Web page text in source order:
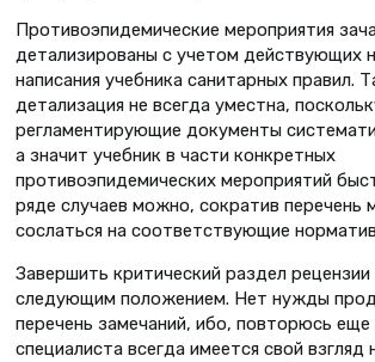
Противоэпидемические мероприятия
детализированы с учетом действующих
написания учебника санитарных правил.
детализация не всегда уместна,
регламентирующие документы
а значит учебник в части конкретных
противоэпидемических мероприятий
ряде случаев можно, сократив перечень
сослаться на соответствующие
Завершить критический раздел
следующим положением. Нет нужды
перечень замечаний, ибо, повторюсь
специалиста всегда имеется свой взгляд